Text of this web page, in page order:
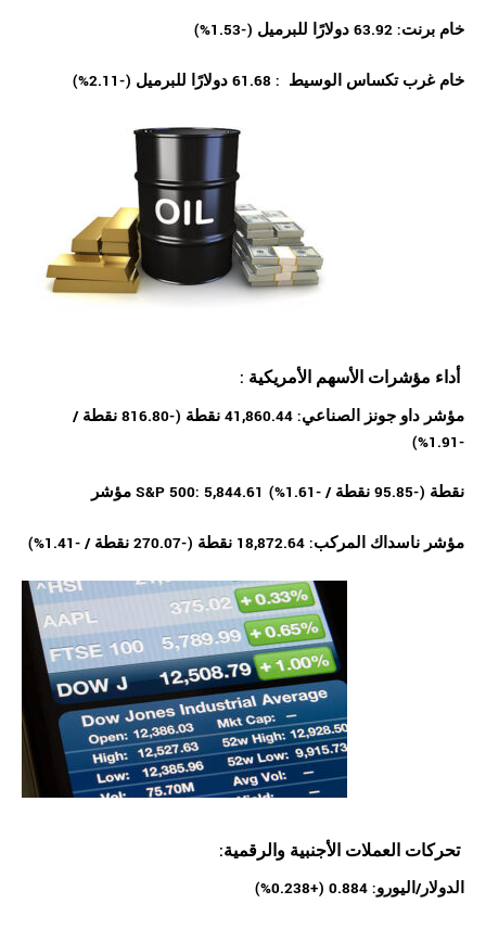
خام برنت: 63.92 دولارًا للبرميل (-1.53%)
خام غرب تكساس الوسيط : 61.68 دولارًا للبرميل (-2.11%)
مؤشر داو جونز الصناعي: 41,860.44 نقطة (-816.80 نقطة /
-1.91%)
مؤشر S&P 500: 5,844.61 نقطة (-95.85 نقطة / -1.61%)
مؤشر ناسداك المركب: 18,872.64 نقطة (-270.07 نقطة / -1.41%)
:تحركات العملات الأجنبية والرقمية
الدولار/اليورو: 0.884 (+0.238%)